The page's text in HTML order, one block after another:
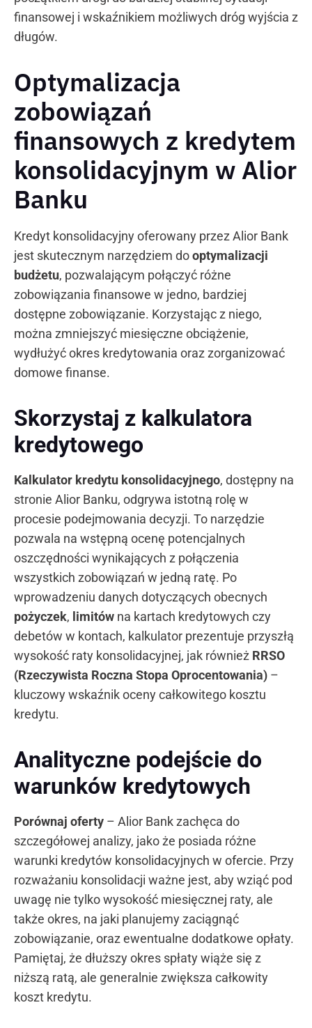
finansowej i wskaźnikiem możliwych dróg wyjścia z
długów.
Optymalizacja
zobowiązań
finansowych z kredytem
konsolidacyjnym w Alior
Banku
Kredyt konsolidacyjny oferowany przez Alior Bank
jest skutecznym narzędziem dooptymalizacji
budżetu, pozwalającym połączyć różne
zobowiązania finansowe w jedno, bardziej
dostępne zobowiązanie. Korzystając z niego,
można zmniejszyć miesięczne obciążenie,
wydłużyć okres kredytowania oraz zorganizować
domowe finanse.
Skorzystaj z kalkulatora
kredytowego
Kalkulator kredytu konsolidacyjnego, dostępny na
stronie Alior Banku, odgrywa istotną rolę w
procesie podejmowania decyzji. To narzędzie
pozwala na wstępną ocenę potencjalnych
oszczędności wynikających z połączenia
wszystkich zobowiązań w jedną ratę. Po
wprowadzeniu danych dotyczących obecnych
pożyczek, limitów na kartach kredytowych czy
debetów w kontach, kalkulator prezentuje przyszłą
wysokość raty konsolidacyjnej, jak również RRSO
(Rzeczywista Roczna Stopa Oprocentowania) –
kluczowy wskaźnik oceny całkowitego kosztu
kredytu.
Analityczne podejście do
warunków kredytowych
Porównaj oferty – Alior Bank zachęca do
szczegółowej analizy, jako że posiada różne
warunki kredytów konsolidacyjnych w ofercie. Przy
rozważaniu konsolidacji ważne jest, aby wziąć pod
uwagę nie tylko wysokość miesięcznej raty, ale
także okres, na jaki planujemy zaciągnąć
zobowiązanie, oraz ewentualne dodatkowe opłaty.
Pamiętaj, że dłuższy okres spłaty wiąże się z
niższą ratą, ale generalnie zwiększa całkowity
koszt kredytu.